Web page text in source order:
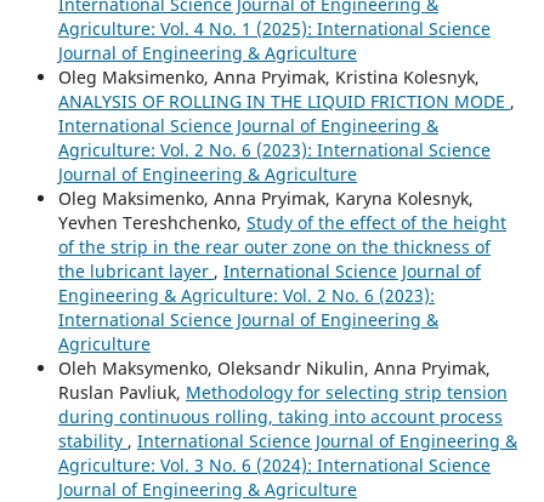
Agriculture: Vol. 4 No. 1 (2025): International Science
Journal of Engineering & Agriculture
Oleg Maksimenko, Anna Pryimak, Kristina Kolesnyk,
ANALYSIS OF ROLLING IN THE LIQUID FRICTION MODE ,
International Science Journal of Engineering &
Agriculture: Vol. 2 No. 6 (2023): International Science
Journal of Engineering & Agriculture
Oleg Maksimenko, Anna Pryimak, Karyna Kolesnyk,
Yevhen Tereshchenko, Study of the effect of the height
of the strip in the rear outer zone on the thickness of
the lubricant layer , International Science Journal of
Engineering & Agriculture: Vol. 2 No. 6 (2023):
International Science Journal of Engineering &
Agriculture
Oleh Maksymenko, Oleksandr Nikulin, Anna Pryimak,
Ruslan Pavliuk, Methodology for selecting strip tension
during continuous rolling, taking into account process
stability , International Science Journal of Engineering &
Agriculture: Vol. 3 No. 6 (2024): International Science
Journal of Engineering & Agriculture